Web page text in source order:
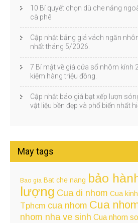
10 Bí quyết chọn dù che nắng
cà phê
Cập nhật bảng giá vách ngăn
nhất tháng 5/2026.
7 Bí mật về giá cửa sổ nhôm kính
kiệm hàng triệu đồng.
Cập nhật báo giá bạt xếp lượn
vật liệu bền đẹp và phổ biến nhất
May tags
Bao gia Bat che nang bảo
lượng Cua di nhom Cua
Tphcm cua nhom Cua
nhom nha ve sinh Cua nhom